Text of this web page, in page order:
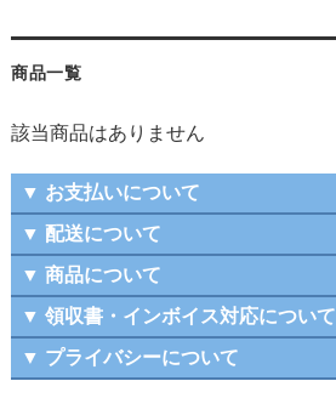
商品一覧
該当商品はありません
▼ お支払いについて
▼ 配送について
▼ 商品について
▼ 領収書・インボイス対応について
▼ プライバシーについて